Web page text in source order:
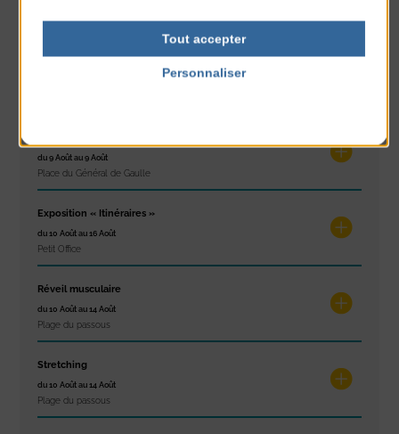
Plage du passous
du 9 Août au 9 Août
Place du Général de Gaulle
Exposition « Itinéraires »
du 10 Août au 16 Août
Petit Office
Réveil musculaire
du 10 Août au 14 Août
Plage du passous
Stretching
du 10 Août au 14 Août
Plage du passous
Tout accepter
Personnaliser